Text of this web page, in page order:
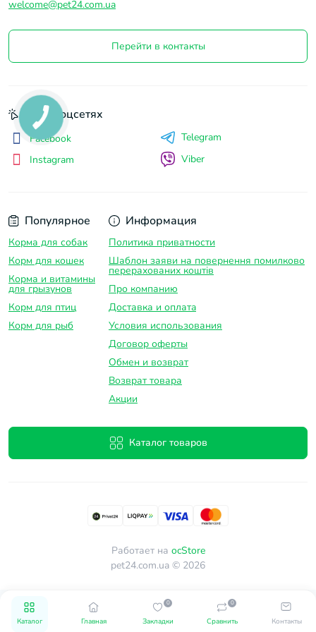
Каталог Главная Закладки
0
Сравнить
0
Контакты
welcome@pet24.com.ua
Перейти в контакты
Популярное
Корма для собак
Корм для кошек
Корма и витамины
для грызунов
Корм для птиц
Корм для рыб
Информация
Политика приватности
Шаблон заяви на повернення помилково
перерахованих коштів
Про компанию
Доставка и оплатa
Условия использования
Договор оферты
Обмен и возврат
Возврат товара
Акции
Каталог товаров
Мы в соцсетях
Facebook
Instagram
Telegram
Viber
Работает на ocStore
pet24.com.ua © 2026